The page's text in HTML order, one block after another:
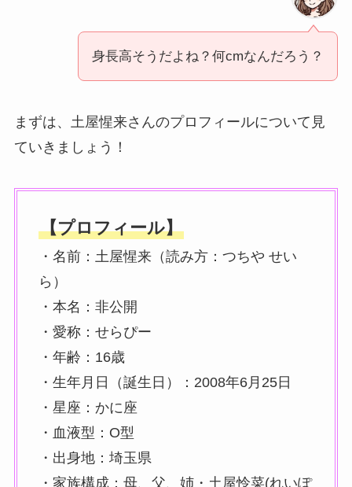
身長高そうだよね？何cmなんだろう？
まずは、土屋惺来さんのプロフィールについて見
ていきましょう！
【プロフィール】
・名前：土屋惺来（読み方：つちや せい
ら）
・本名：非公開
・愛称：せらぴー
・年齢：16歳
・生年月日（誕生日）：2008年6月25日
・星座：かに座
・血液型：O型
・出身地：埼玉県
・家族構成：母、父、姉・土屋怜菜(れいぽ